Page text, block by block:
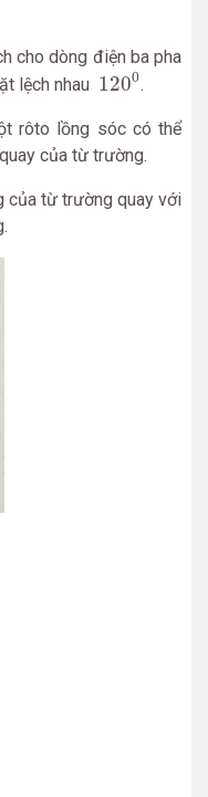
cho dòng điện ba pha
lệch nhau 1200
1200
.
lồng sóc có thể
của từ trường.
từ trường quay với